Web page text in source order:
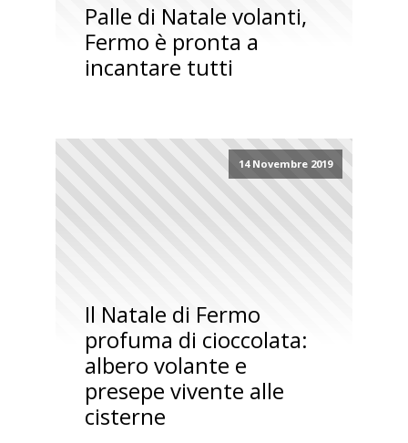
Palle di Natale volanti,
Fermo è pronta a
incantare tutti
14 Novembre 2019
Il Natale di Fermo
profuma di cioccolata:
albero volante e
presepe vivente alle
cisterne